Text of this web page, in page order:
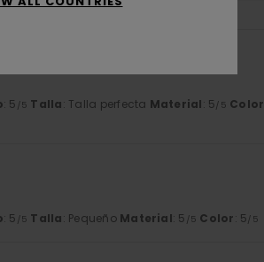
: 5 /5 Talla: Talla perfecta Material: 5/5 Color
: 5 /5 Talla: Pequeño Material: 5 /5 Color: 5/5